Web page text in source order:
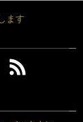
ます